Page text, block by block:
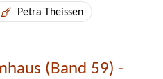
Petra Theissen
(Band 59) -